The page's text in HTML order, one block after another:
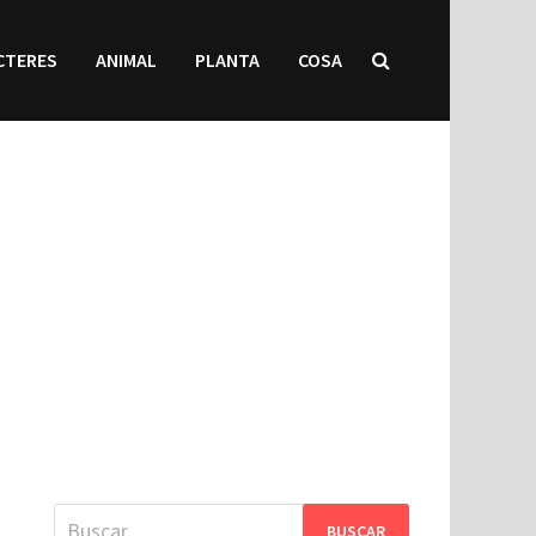
ANIMAL PLANTA COSA
Buscar: